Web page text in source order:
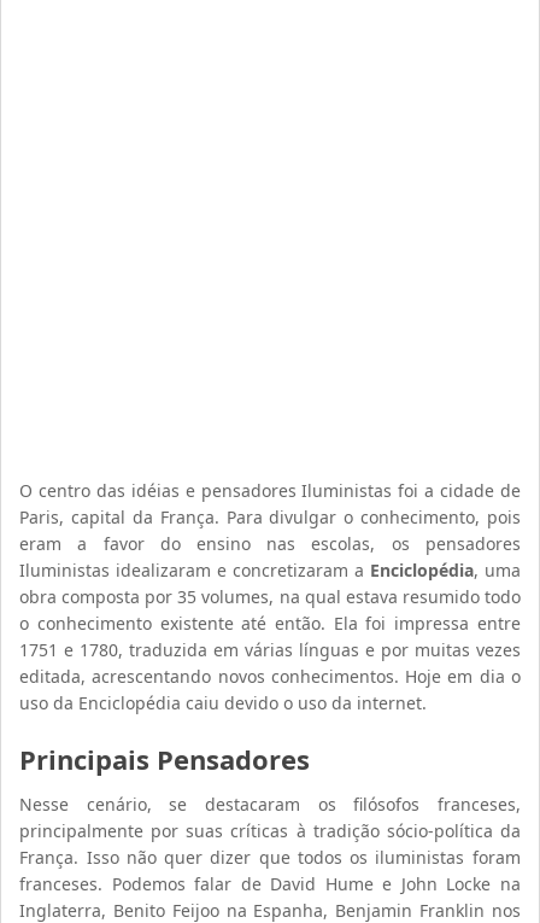
O centro das idéias e pensadores Iluministas foi a cidade de
Paris, capital da França. Para divulgar o conhecimento, pois
eram a favor do ensino nas escolas, os pensadores
Iluministas idealizaram e concretizaram a Enciclopédia, uma
obra composta por 35 volumes, na qual estava resumido todo
o conhecimento existente até então. Ela foi impressa entre
1751 e 1780, traduzida em várias línguas e por muitas vezes
editada, acrescentando novos conhecimentos. Hoje em dia o
uso da Enciclopédia caiu devido o uso da internet.
Principais Pensadores
Nesse cenário, se destacaram os filósofos franceses,
principalmente por suas críticas à tradição sócio-política da
França. Isso não quer dizer que todos os iluministas foram
franceses. Podemos falar de David Hume e John Locke na
Inglaterra, Benito Feijoo na Espanha, Benjamin Franklin nos